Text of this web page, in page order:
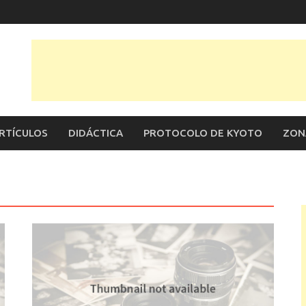
DIDÁCTICA PROTOCOLO DE KYOTO